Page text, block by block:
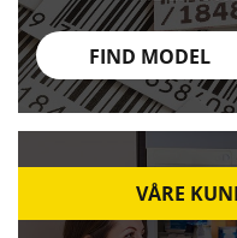
FIND MODEL
VÅRE